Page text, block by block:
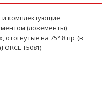
и комплектующие
(ложементы)
на 75° 8 пр. (в
T5081)